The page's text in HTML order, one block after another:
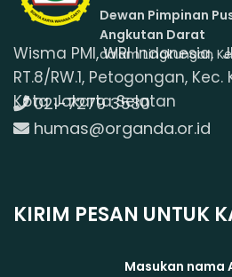
Dewan Pimpinan
Angkutan Darat
dalam Lingkungan
Wisma PMI, WRI Indonesia,
RT.8/RW.1, Petogongan,
Kota Jakarta Selatan
021-7279 3530
humas@organda.or.id
KIRIM PESAN UNTUK
Masukan nama